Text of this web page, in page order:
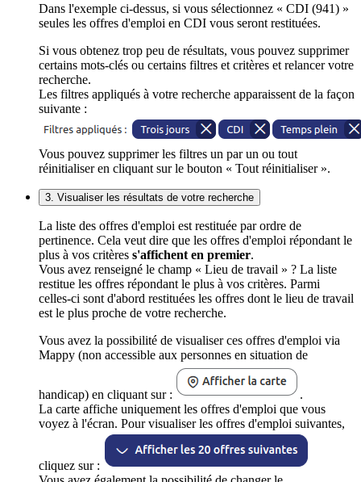
Dans l'exemple ci-dessus, si vous sélectionnez « CDI (941) »
seules les offres d'emploi en CDI vous seront restituées.
Si vous obtenez trop peu de résultats, vous pouvez supprimer
certains mots-clés ou certains filtres et critères et relancer votre
recherche.
Les filtres appliqués à votre recherche apparaissent de la façon
suivante :
Vous pouvez supprimer les filtres un par un ou tout
réinitialiser en cliquant sur le bouton « Tout réinitialiser ».
3. Visualiser les résultats de votre recherche
La liste des offres d'emploi est restituée par ordre de
pertinence. Cela veut dire que les offres d'emploi répondant le
plus à vos critères s'affichent en premier.
Vous avez renseigné le champ « Lieu de travail » ? La liste
restitue les offres répondant le plus à vos critères. Parmi
celles-ci sont d'abord restituées les offres dont le lieu de travail
est le plus proche de votre recherche.
Vous avez la possibilité de visualiser ces offres d'emploi via
Mappy (non accessible aux personnes en situation de
handicap) en cliquant sur :
.
La carte affiche uniquement les offres d'emploi que vous
voyez à l'écran. Pour visualiser les offres d'emploi suivantes,
cliquez sur :